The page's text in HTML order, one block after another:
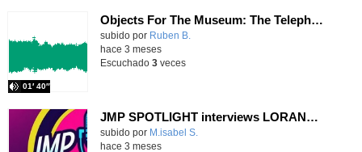
Objects For The Museum: The Telephone
Contenido educativo.
subido por Ruben B.
01′ 40″
hace 3 meses
Escuchado 3veces
JMP SPOTLIGHT interviews LORANCA ON AIR CREW in their studio
Contenido educativo.
subido por M.isabel S.
hace 3 meses